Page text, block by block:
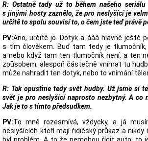
R: Ostatně tady už to během našeho
s jinými hosty zaznělo, že pro neslyšící je
určitě to spolu souvisí to, o čem jste teď právě
PV:Ano, určitě jo. Dotyk a ááá hlavně ještě
s tím člověkem. Buď tam tedy je tlumočník,
a nebo když tam ten tlumočník není, a ten
způsobem, alespoň částečně vnímat tu
může nahradit ten dotyk, nebo to vnímání
R: Tak opusťme tedy svět hudby. Už jsme si
svět je pro neslyšící naprosto nezbytný. A co
Jak je to s tímto předsudkem.
PV:To mně rozesmívá, vždycky, a já
neslyšících kteří mají řidičský průkaz a nikdy